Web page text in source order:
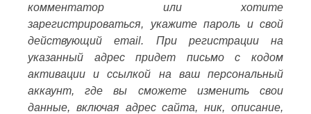
комментатор или хотите
зарегистрироваться, укажите пароль и свой
действующий email. При регистрации на
указанный адрес придет письмо с кодом
активации и ссылкой на ваш персональный
аккаунт, где вы сможете изменить свои
данные, включая адрес сайта, ник, описание,